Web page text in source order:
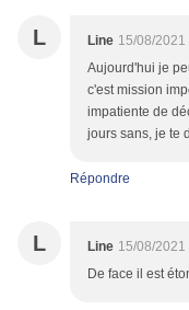
L Line 15/08/2021
Aujourd'hui je
c'est mission
impatiente de
jours sans, je te
Répondre
L Line 15/08/2021
De face il est